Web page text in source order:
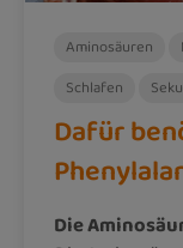
Aminosäuren
Schlafen
Dafür
Die